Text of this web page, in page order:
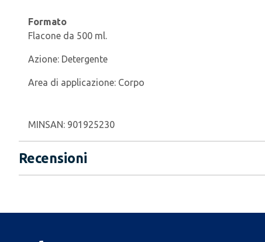
Formato
Flacone da 500 ml.
Azione: Detergente
Area di applicazione: Corpo
MINSAN: 901925230
Recensioni